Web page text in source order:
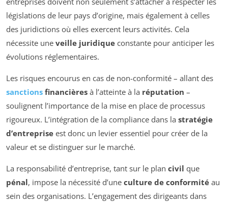
législations de leur pays d’origine, mais également à celles
des juridictions où elles exercent leurs activités. Cela
nécessite une veille juridique constante pour anticiper les
évolutions réglementaires.
Les risques encourus en cas de non-conformité – allant des
sanctions financières à l’atteinte à la réputation –
soulignent l’importance de la mise en place de processus
rigoureux. L’intégration de la compliance dans la stratégie
d’entreprise est donc un levier essentiel pour créer de la
valeur et se distinguer sur le marché.
La responsabilité d’entreprise, tant sur le plan civil que
pénal, impose la nécessité d’une culture de conformité au
sein des organisations. L’engagement des dirigeants dans